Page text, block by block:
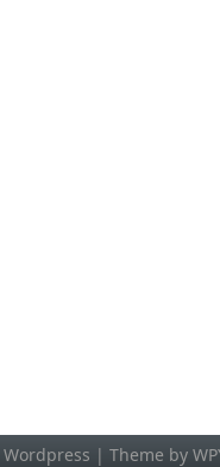
Wordpress | Theme by